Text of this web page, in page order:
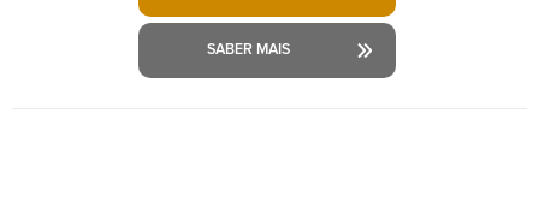
SABER MAIS